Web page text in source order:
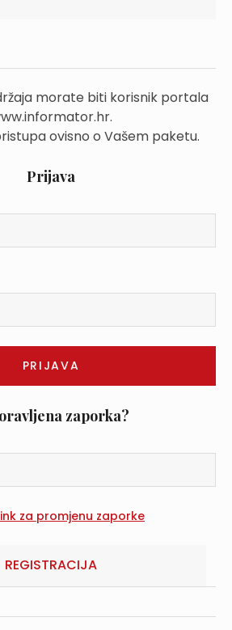
morate biti korisnik portala
ovisno o Vašem paketu.
Prijava
zaporka?
REGISTRACIJA